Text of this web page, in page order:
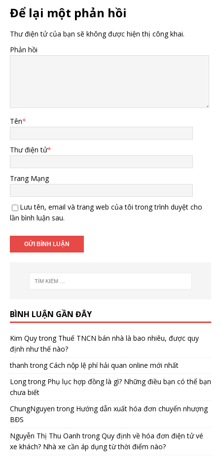
Để lại một phản hồi
Thư điện tử của bạn sẽ không được hiện thị công khai.
Phản hồi
Tên*
Thư điện tử*
Trang Mạng
Lưu tên, email và trang web của tôi trong trình duyệt cho
lần bình luận sau.
BÌNH LUẬN GẦN ĐÂY
Kim Quytrong Thuế TNCN bán nhà là bao nhiêu, được quy
định như thế nào?
thanh trongCách nộp lệ phí hải quan online mới nhất
Longtrong Phụ lục hợp đồng là gì? Những điều bạn có thể bạn
chưa biết
ChungNguyen trong Hướng dẫn xuất hóa đơn chuyển nhượng
BĐS
Nguyễn Thị Thu Oanh trongQuy định về hóa đơn điện tử vé
xe khách? Nhà xe cần áp dụng từ thời điểm nào?